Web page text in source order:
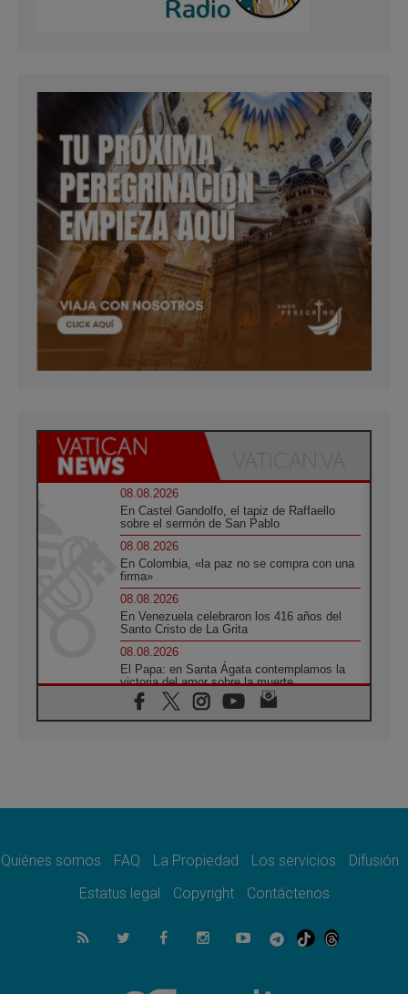
08.08.2026
En Castel Gandolfo, el tapiz de Raffaello
sobre el sermón de San Pablo
08.08.2026
En Colombia, «la paz no se compra con una
firma»
08.08.2026
En Venezuela celebraron los 416 años del
Santo Cristo de La Grita
08.08.2026
El Papa: en Santa Ágata contemplamos la
victoria del amor sobre la muerte
08.08.2026
León XIV visitará el Santuario de la Madre
07.08.2026
07.08.2026
el compromiso del cristiano"
La matanza de niños en Gaza no cesa: 300
muertos en 300 días
Tagle: La guerra desfigura el mundo, solo la
Quiénes somos FAQ La Propiedad Los servicios
Difusión
Estatus legal
Copyright Contáctenos